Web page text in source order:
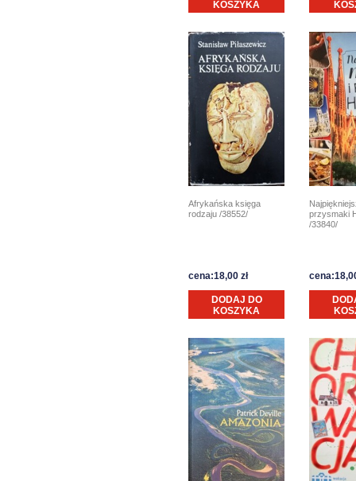
KOSZYKA
Afrykańska księga
rodzaju /38552/
cena:18,00 zł
DODAJ DO
KOSZYKA
przysmaki
/33840/